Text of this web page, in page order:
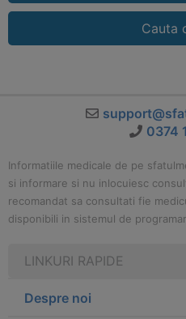
Cauta
0374
Informatiile medicale de pe
si informare si nu inlocuiesc
recomandat sa consultati fie
disponibili in sistemul de
LINKURI RAPIDE
Despre noi